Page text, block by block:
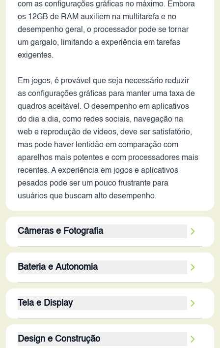
com as configurações gráficas no máximo. Embora
os 12GB de RAM auxiliem na multitarefa e no
desempenho geral, o processador pode se tornar
um gargalo, limitando a experiência em tarefas
exigentes.
Em jogos, é provável que seja necessário reduzir
as configurações gráficas para manter uma taxa de
quadros aceitável. O desempenho em aplicativos
do dia a dia, como redes sociais, navegação na
web e reprodução de vídeos, deve ser satisfatório,
mas pode haver lentidão em comparação com
aparelhos mais potentes e com processadores mais
recentes. A experiência em jogos e aplicativos
pesados pode ser um pouco frustrante para
usuários que buscam alto desempenho.
Câmeras e Fotografia
2MP) oferece versatilidade, mas a ausência de
estabilização óptica de imagem (OIS) é uma
vídeos em movimento, a qualidade pode ser
prejudicada pela falta de estabilização.
A câmera principal de 64MP pode capturar fotos
Bateria e Autonomia
para os padrões atuais, e pode ser suficiente para
um dia de uso moderado. No entanto, usuários que
principalmente com jogos ou navegação em redes
Tela e Display
de 1080 x 2400 pixels (Full HD+) oferece boa
Design e Construção